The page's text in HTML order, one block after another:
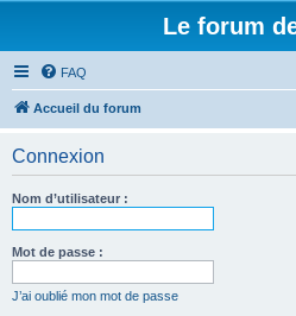
Le forum
FAQ
Accueil du forum
Connexion
Nom d’utilisateur :
Mot de passe :
J’ai oublié mon mot de passe